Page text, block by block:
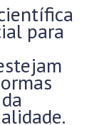
para